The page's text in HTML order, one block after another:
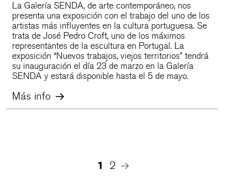
La Galería SENDA, de arte contemporáneo, nos
presenta una exposición con el trabajo del uno de los
artistas más influyentes en la cultura portuguesa. Se
trata de José Pedro Croft, uno de los máximos
representantes de la escultura en Portugal. La
exposición “Nuevos trabajos, viejos territorios” tendrá
su inauguración el día 23 de marzo en la Galería
SENDA y estará disponible hasta el 5 de mayo.
Más info
1 2